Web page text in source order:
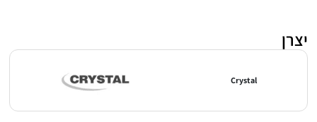
יצרן
Crystal